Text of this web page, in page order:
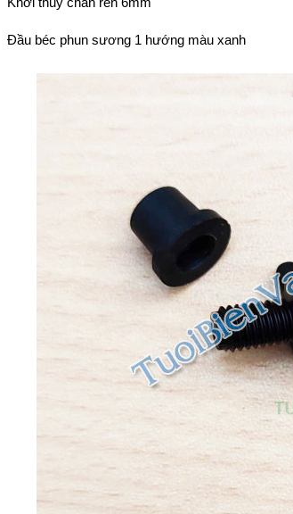
Đầu béc phun sương 1 hướng màu xanh